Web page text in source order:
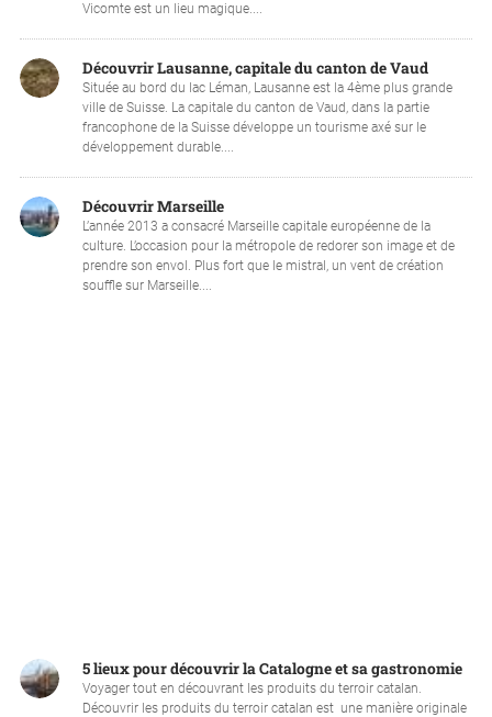
Vicomte est un lieu magique....
Découvrir Lausanne, capitale du canton de Vaud
Située au bord du lac Léman, Lausanne est la 4ème plus grande
ville de Suisse. La capitale du canton de Vaud, dans la partie
francophone de la Suisse développe un tourisme axé sur le
développement durable....
Découvrir Marseille
L’année 2013 a consacré Marseille capitale européenne de la
culture. L’occasion pour la métropole de redorer son image et de
prendre son envol. Plus fort que le mistral, un vent de création
souffle sur Marseille....
5 lieux pour découvrir la Catalogne et sa gastronomie
Voyager tout en découvrant les produits du terroir catalan.
Découvrir les produits du terroir catalan est une manière originale